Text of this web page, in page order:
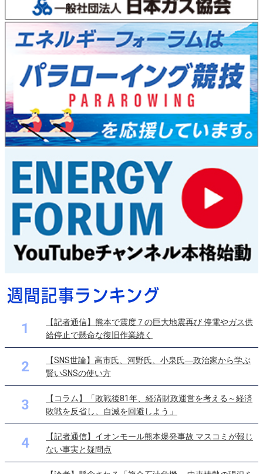
1
【記者通信】熊本で震度７の巨大地震再び 停電やガス供
給停止で懸命な復旧作業続く
2
【SNS世論】高市氏、河野氏、小泉氏―政治家から学ぶ
賢いSNSの使い方
3
【コラム】「敗戦後81年、経済財政運営を考える～経済
敗戦を反省し、自滅を回避しよう」
4
【記者通信】イオンモール熊本爆発事故 マスコミが報じ
ない事実と疑問点